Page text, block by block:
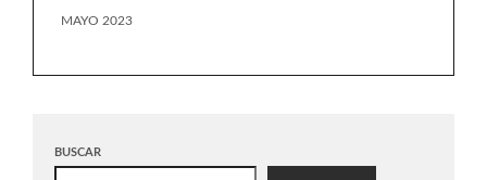
MAYO 2023
BUSCAR